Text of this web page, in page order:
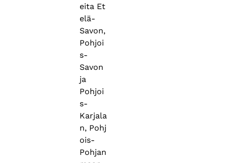
eita Et
elä-
Savon,
Pohjoi
s-
Savon
ja
Pohjoi
s-
Karjala
n, Pohj
ois-
Pohjan